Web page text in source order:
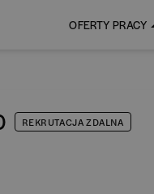
OFERTY PRACY
REKRUTACJA ZDALNA